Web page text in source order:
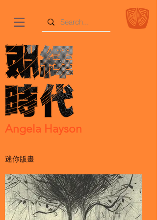
Angela Hayson
迷你版畫